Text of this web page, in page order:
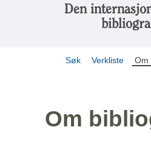
Den
Søk Verkliste Om
Om